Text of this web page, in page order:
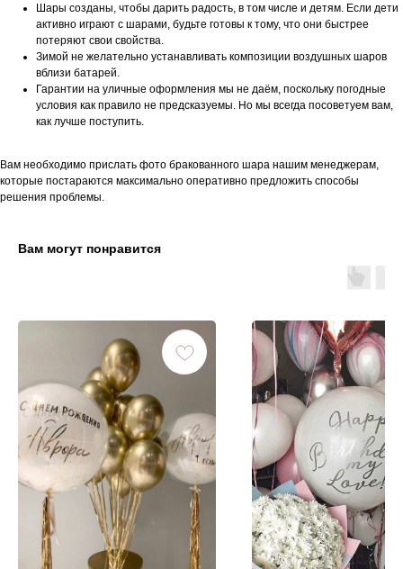
Шары созданы, чтобы дарить радость, в том числе и детям. Если дети
активно играют с шарами, будьте готовы к тому, что они быстрее
потеряют свои свойства.
Зимой не желательно устанавливать композиции воздушных шаров
вблизи батарей.
Гарантии на уличные оформления мы не даём, поскольку погодные
условия как правило не предсказуемы. Но мы всегда посоветуем вам,
как лучше поступить.
Вам необходимо прислать фото бракованного шара нашим менеджерам,
которые постараются максимально оперативно предложить способы
решения проблемы.
Вам могут понравится